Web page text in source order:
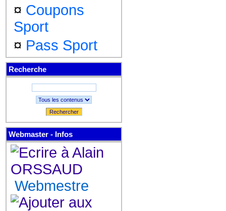
¤ Coupons
Sport
¤ Pass Sport
Recherche
Rechercher
Webmaster - Infos
Webmestre